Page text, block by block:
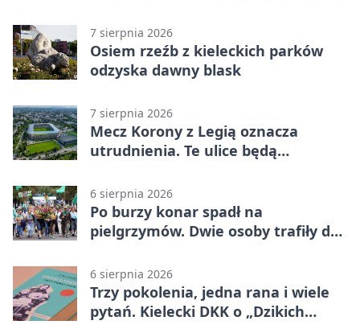
7 sierpnia 2026
Osiem rzeźb z kieleckich parków
odzyska dawny blask
7 sierpnia 2026
Mecz Korony z Legią oznacza
utrudnienia. Te ulice będą
6 sierpnia 2026
Po burzy konar spadł na
pielgrzymów. Dwie osoby trafiły do
6 sierpnia 2026
Trzy pokolenia, jedna rana i wiele
pytań. Kielecki DKK o „Dzikich